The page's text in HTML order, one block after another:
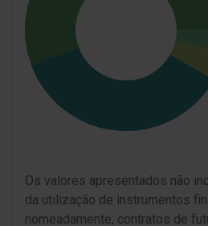
Os valores apresentados não
da utilização de instrumentos
nomeadamente, contratos de